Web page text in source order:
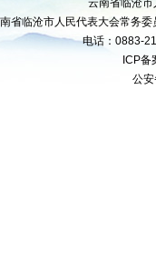
云南省临沧
省临沧市人民代表大会常务
电话：0883-
ICP备
公